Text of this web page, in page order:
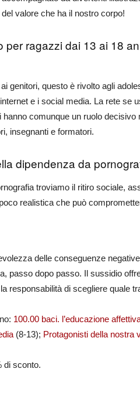
valore che ha il nostro corpo!
per ragazzi dai 13 ai 18
genitori, questo è rivolto agli
e i social media. La rete
comunque un ruolo
insegnanti e formatori.
dipendenza da
troviamo il ritiro sociale,
realistica che può
delle conseguenze
passo dopo passo. Il sussidio
responsabilità di scegliere quale
100.00 baci. l’educazione
(8-13); Protagonisti della nostra
di sconto.